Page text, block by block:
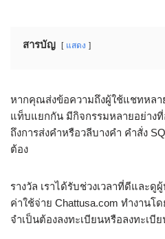
สารบัญ แสดง
หากคุณส่งข้อความถึงผู้ใช้แชทหลา
แท็บแยกกัน มีกิจกรรมหลายอย่าง
ถึงการส่งคำหรือวลีบางคำ คำสั่ง
ต้อง
รางวัล เราได้รับช่วงเวลาที่ดีและ
ค่าใช้จ่าย Chattusa.com ทำงานโ
จำเป็นต้องลงทะเบียนหรือลงทะเบี